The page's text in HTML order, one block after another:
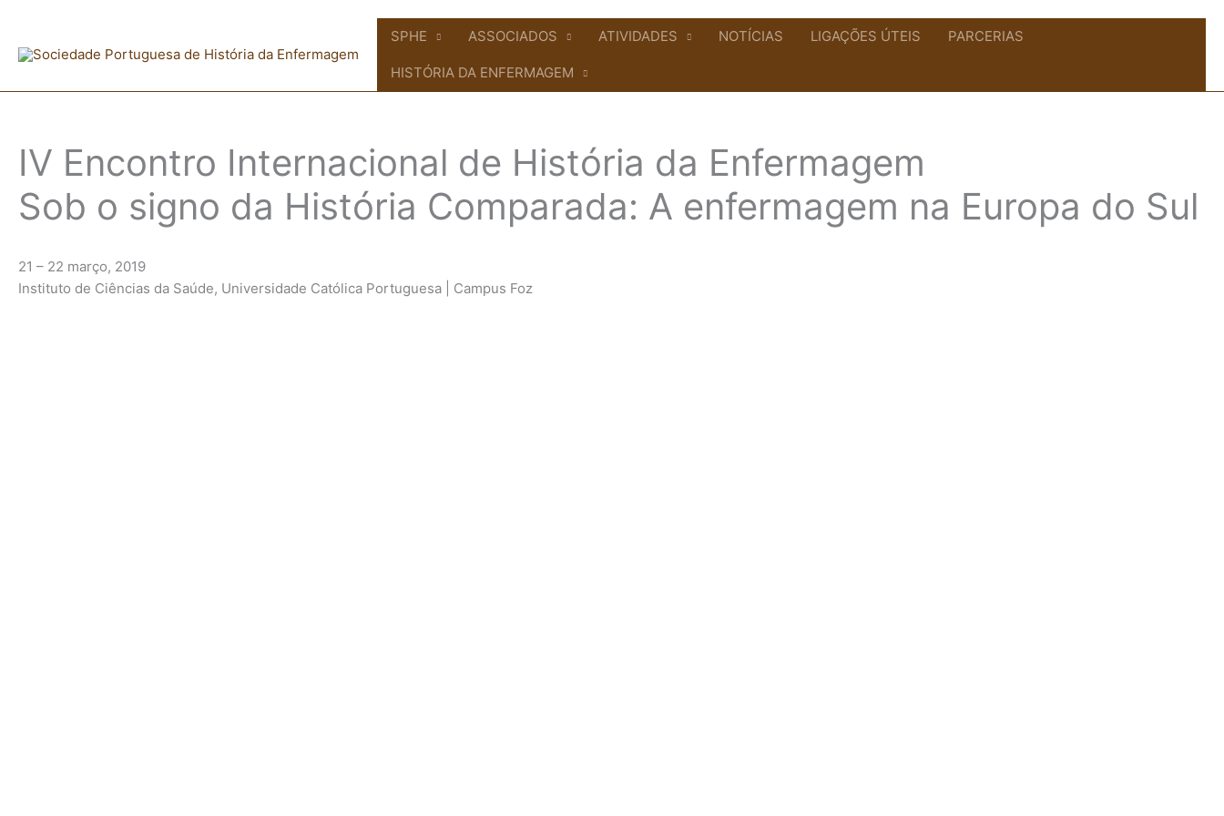
content
SPHE ASSOCIADOS ATIVIDADES NOTÍCIAS LIGAÇÕES ÚTEIS PARCERIAS
HISTÓRIA DA ENFERMAGEM
IV Encontro Internacional de História da Enfermagem
Sob o signo da História Comparada: A enfermagem na Europa do Sul
21 – 22 março, 2019
Instituto de Ciências da Saúde, Universidade Católica Portuguesa | Campus Foz